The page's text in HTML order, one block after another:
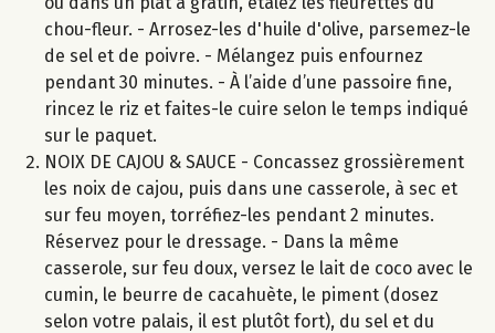
chou-fleur. - Arrosez-les d'huile d'olive, parsemez-le
de sel et de poivre. - Mélangez puis enfournez
pendant 30 minutes. - À l’aide d’une passoire fine,
rincez le riz et faites-le cuire selon le temps indiqué
sur le paquet.
NOIX DE CAJOU & SAUCE - Concassez grossièrement
les noix de cajou, puis dans une casserole, à sec et
sur feu moyen, torréfiez-les pendant 2 minutes.
Réservez pour le dressage. - Dans la même
casserole, sur feu doux, versez le lait de coco avec le
cumin, le beurre de cacahuète, le piment (dosez
selon votre palais, il est plutôt fort), du sel et du